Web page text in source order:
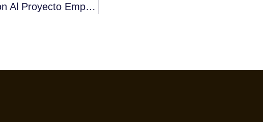
Cafés Candelas, Premio Galicia Alimentación Al Proyecto Empresarial 2018